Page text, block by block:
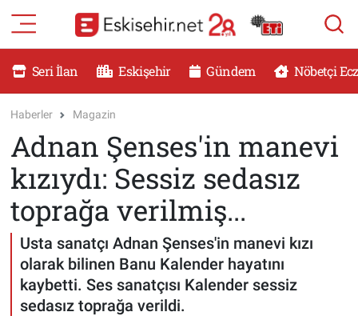
Seri İlan Eskişehir Gündem Nöbetçi
Haberler Magazin
Adnan Şenses'in manevi
kızıydı: Sessiz sedasız
toprağa verilmiş...
Usta sanatçı Adnan Şenses'in manevi kızı
olarak bilinen Banu Kalender hayatını
kaybetti. Ses sanatçısı Kalender sessiz
sedasız toprağa verildi.
RESMİ İLANLAR
DÜNYA
SAĞLIK
MAGAZİN
KADIN
TEKNOLOJİ
Eskişehir Nöbetçi Eczaneler
Eskişehir Namaz Vakitleri
Eskişehir Trafik Yoğunluk Haritası
Süper Lig Puan Durumu ve Fikstür
Tüm Manşetler
Son Dakika Haberleri